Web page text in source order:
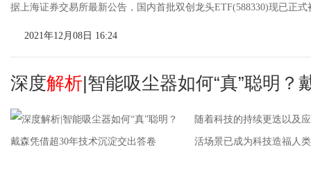
据上海证券交易所最新公告，国内首批双创龙头ETF(588330)现已正
2021年12月08日 16:24
深度解析|智能吸尘器如何“真”聪明？
随着科技的持续更迭以及
活场景已成为科技造福人